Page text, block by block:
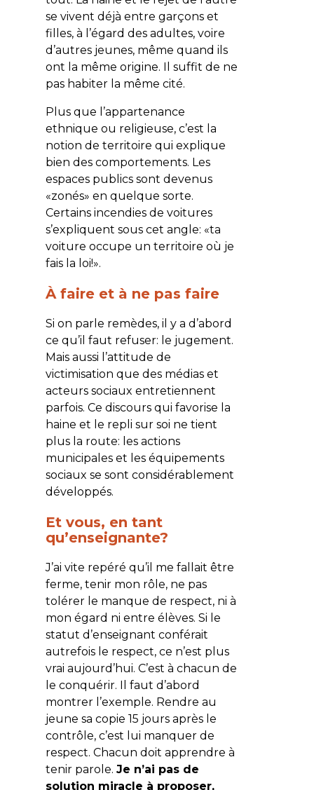
se vivent déjà entre garçons et
filles, à l’égard des adultes, voire
d’autres jeunes, même quand ils
ont la même origine. Il suffit de ne
pas habiter la même cité.
Plus que l’appartenance
ethnique ou religieuse, c’est la
notion de territoire qui explique
bien des comportements. Les
espaces publics sont devenus
«zonés» en quelque sorte.
Certains incendies de voitures
s’expliquent sous cet angle: «ta
voiture occupe un territoire où je
fais la loi!».
À faire et à ne pas faire
Si on parle remèdes, il y a d’abord
ce qu’il faut refuser: le jugement.
Mais aussi l’attitude de
victimisation que des médias et
acteurs sociaux entretiennent
parfois. Ce discours qui favorise la
haine et le repli sur soi ne tient
plus la route: les actions
municipales et les équipements
sociaux se sont considérablement
développés.
Et vous, en tant
qu’enseignante?
J’ai vite repéré qu’il me fallait être
ferme, tenir mon rôle, ne pas
tolérer le manque de respect, ni à
mon égard ni entre élèves. Si le
statut d’enseignant conférait
autrefois le respect, ce n’est plus
vrai aujourd’hui. C’est à chacun de
le conquérir. Il faut d’abord
montrer l’exemple. Rendre au
jeune sa copie 15 jours après le
contrôle, c’est lui manquer de
respect. Chacun doit apprendre à
tenir parole. Je n’ai pas de
solution miracle à proposer,